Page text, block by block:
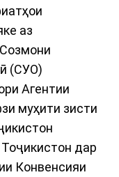
аз
(СУO)
Агентии
муҳити зисти
дар
Конвенсияи